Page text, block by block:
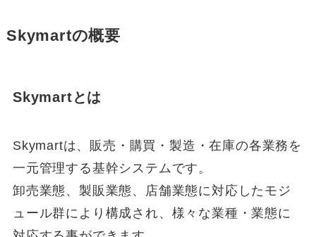
Skymartの概要
Skymartとは
Skymartは、販売・購買・製造・在庫の各業務を
一元管理する基幹システムです。
卸売業態、製販業態、店舗業態に対応したモジ
ュール群により構成され、様々な業種・業態に